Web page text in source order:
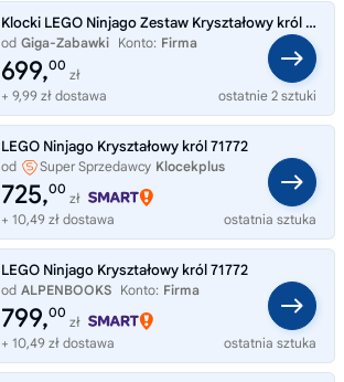
Klocki LEGO Ninjago Zestaw Kryształowy król 71772
od Giga-Zabawki Konto: Firma
699,00
zł
+ 9,99 zł dostawa
ostatnie 2 sztuki
LEGO Ninjago Kryształowy król 71772
od Super Sprzedawcy Klocekplus
725,00
zł
+ 10,49 zł dostawa
ostatnia sztuka
LEGO Ninjago Kryształowy król 71772
od ALPENBOOKS Konto: Firma
799,00
zł
+ 10,49 zł dostawa
ostatnia sztuka